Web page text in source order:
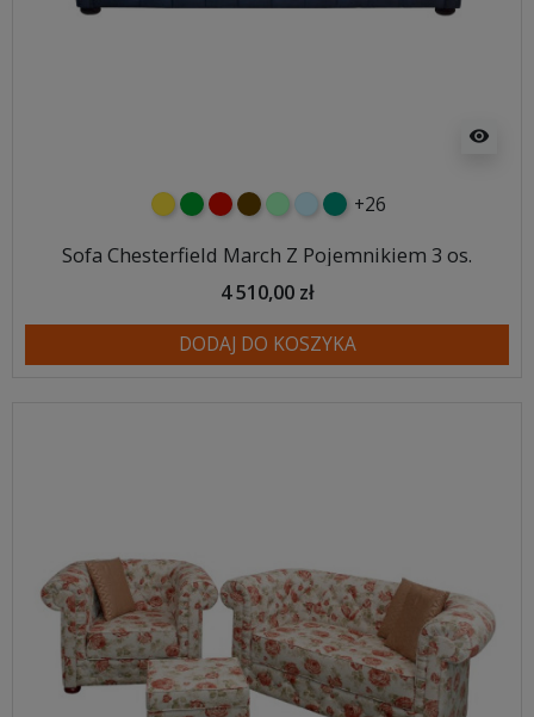
visibility
żółtyzielonyczerwony
czekoladowy
miętowybłękitny
turkusowy
+26
Sofa Chesterfield March Z Pojemnikiem 3 os.
4 510,00 zł
DODAJ DO KOSZYKA